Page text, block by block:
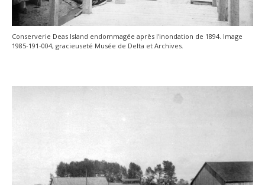
Conserverie Deas Island endommagée après l'inondation de 1894. Image
1985-191-004, gracieuseté Musée de Delta et Archives.